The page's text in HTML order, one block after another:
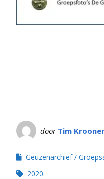
door Tim
Geuzenarchief
2020